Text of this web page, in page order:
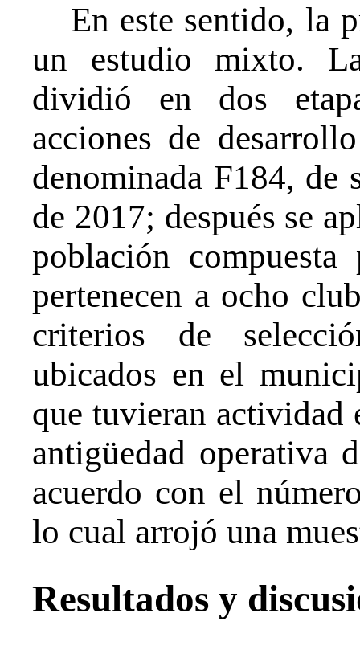
En este sentido, la
un estudio mixto.
dividió en dos
acciones de
denominada F184, de
de 2017; después se
población
pertenecen a ocho
criterios de
ubicados en el
que tuvieran actividad
antigüedad operativa
acuerdo con el
lo cual arrojó una
Resultados y